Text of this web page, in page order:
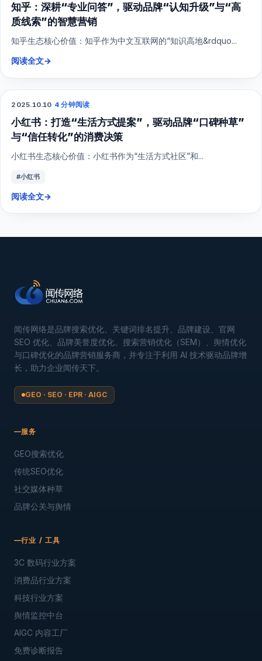
知乎：深耕“专业问答”，驱动品牌“认知升级”与“高
质线索”的智慧营销
知乎生态核心价值：知乎作为中文互联网的“知识高地&rdquo...
阅读全文→
小红书
2025.10.10·4 分钟阅读
小红书：打造“生活方式提案”，驱动品牌“口碑种草”
与“信任转化”的消费决策
小红书生态核心价值：小红书作为“生活方式社区”和...
#小红书
阅读全文→
闻传网络是品牌搜索优化、关键词排名提升、品牌建设、官网
SEO 优化、品牌美誉度优化、搜索营销优化（SEM）、舆情优化
与口碑优化的品牌营销服务商，并专注于利用 AI 技术驱动品牌增
长，助力企业闻传天下。
GEO · SEO · EPR · AIGC
服务
GEO搜索优化
传统SEO优化
社交媒体种草
品牌公关与舆情
行业 / 工具
3C 数码行业方案
消费品行业方案
科技行业方案
舆情监控中台
AIGC 内容工厂
免费诊断报告